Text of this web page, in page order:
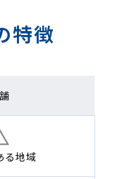
特徴
る地域